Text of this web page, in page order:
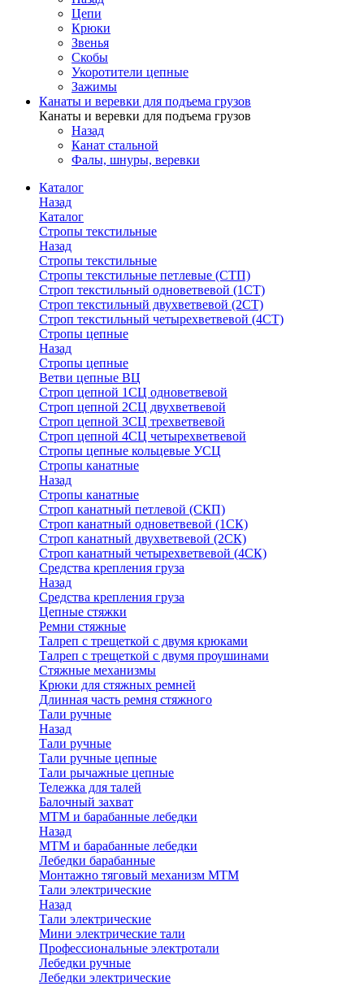
Цепи
Крюки
Звенья
Скобы
Укоротители цепные
Зажимы
Канаты и веревки для подъема грузов
Канаты и веревки для подъема грузов
Назад
Канат стальной
Фалы, шнуры, веревки
Каталог
Назад
Каталог
Стропы текстильные
Назад
Стропы текстильные
Стропы текстильные петлевые (СТП)
Строп текстильный одноветвевой (1СТ)
Строп текстильный двухветвевой (2СТ)
Строп текстильный четырехветвевой (4СТ)
Стропы цепные
Назад
Стропы цепные
Ветви цепные ВЦ
Строп цепной 1СЦ одноветвевой
Строп цепной 2СЦ двухветвевой
Строп цепной 3СЦ трехветвевой
Строп цепной 4СЦ четырехветвевой
Стропы цепные кольцевые УСЦ
Стропы канатные
Назад
Стропы канатные
Строп канатный петлевой (СКП)
Строп канатный одноветвевой (1СК)
Строп канатный двухветвевой (2СК)
Строп канатный четырехветвевой (4СК)
Средства крепления груза
Назад
Средства крепления груза
Цепные стяжки
Ремни стяжные
Талреп с трещеткой с двумя крюками
Талреп с трещеткой с двумя проушинами
Стяжные механизмы
Крюки для стяжных ремней
Длинная часть ремня стяжного
Тали ручные
Назад
Тали ручные
Тали ручные цепные
Тали рычажные цепные
Тележка для талей
Балочный захват
МТМ и барабанные лебедки
Назад
МТМ и барабанные лебедки
Лебедки барабанные
Монтажно тяговый механизм МТМ
Тали электрические
Назад
Тали электрические
Мини электрические тали
Профессиональные электротали
Лебедки ручные
Лебедки электрические